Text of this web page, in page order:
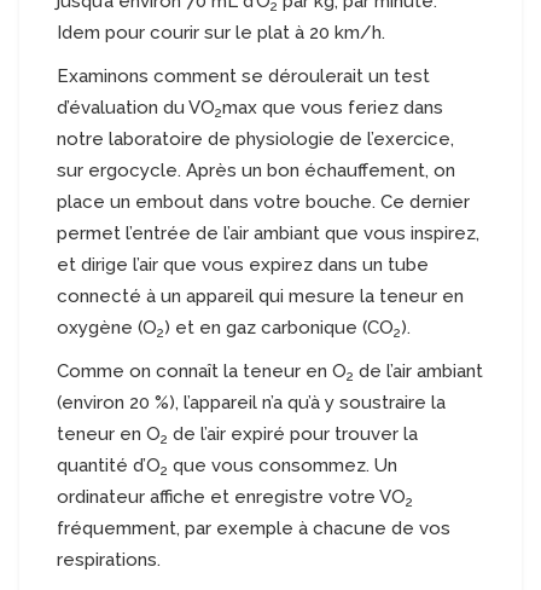
2
Idem pour courir sur le plat à 20 km/h.
Examinons comment se déroulerait un test
d’évaluation du VO2max que vous feriez dans
notre laboratoire de physiologie de l’exercice,
sur ergocycle. Après un bon échauffement, on
place un embout dans votre bouche. Ce dernier
permet l’entrée de l’air ambiant que vous inspirez,
et dirige l’air que vous expirez dans un tube
connecté à un appareil qui mesure la teneur en
oxygène (O2) et en gaz carbonique (CO2).
Comme on connaît la teneur en O2 de l’air ambiant
(environ 20 %), l’appareil n’a qu’à y soustraire la
teneur en O2 de l’air expiré pour trouver la
quantité d’O2 que vous consommez. Un
ordinateur affiche et enregistre votre VO2
fréquemment, par exemple à chacune de vos
respirations.